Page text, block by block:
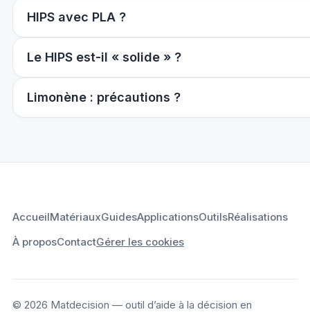
HIPS avec PLA ?
Le HIPS est-il « solide » ?
Limonène : précautions ?
AccueilMatériauxGuidesApplicationsOutilsRéalisations
À proposContactGérer les cookies
© 2026 Matdecision — outil d’aide à la décision en